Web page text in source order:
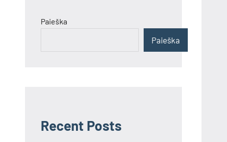
Paieška
Paieška
Recent Posts